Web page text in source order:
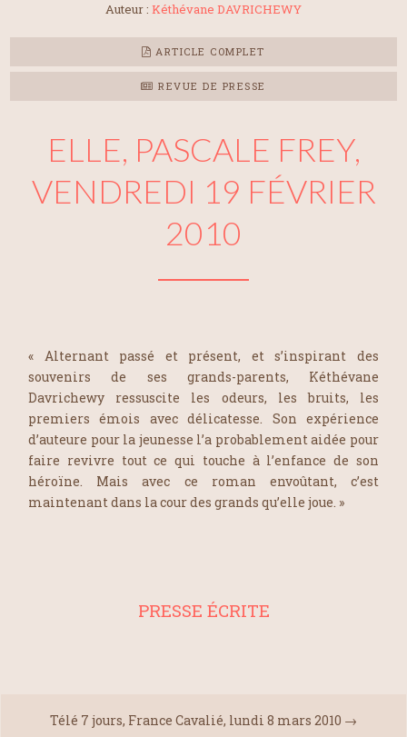
Auteur : Kéthévane DAVRICHEWY
ARTICLE COMPLET
REVUE DE PRESSE
ELLE, PASCALE FREY,
VENDREDI 19 FÉVRIER
2010
« Alternant passé et présent, et s’inspirant des
souvenirs de ses grands-parents, Kéthévane
Davrichewy ressuscite les odeurs, les bruits, les
premiers émois avec délicatesse. Son expérience
d’auteure pour la jeunesse l’a probablement aidée pour
faire revivre tout ce qui touche à l’enfance de son
héroïne. Mais avec ce roman envoûtant, c’est
maintenant dans la cour des grands qu’elle joue. »
PRESSE ÉCRITE
Télé 7 jours, France Cavalié, lundi 8 mars 2010 →